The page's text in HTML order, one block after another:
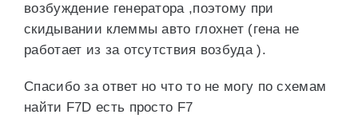
возбуждение генератора ,поэтому при
скидывании клеммы авто глохнет (гена не
работает из за отсутствия возбуда ).
Спасибо за ответ но что то не могу по схемам
найти F7D есть просто F7